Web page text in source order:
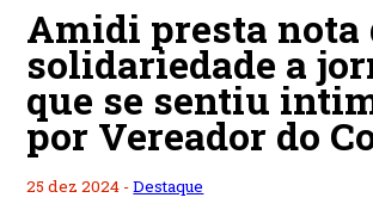
Amidi presta nota
solidariedade a
que se sentiu
por Vereador do
25 dez 2024 -Destaque